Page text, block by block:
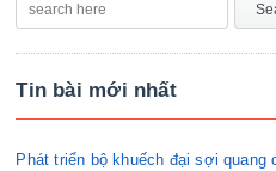
Tin bài mới nhất
Phát triển bộ khuếch đại sợi quang